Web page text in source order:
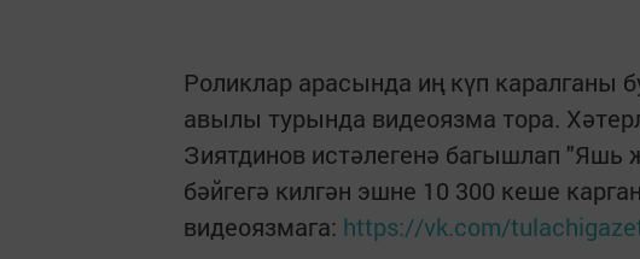
Роликлар арасында иң күп каралганы
авылы турында видеоязма тора.
Зиятдинов истәлегенә багышлап "Яшь
бәйгегә килгән эшне 10 300 кеше
видеоязмага: https://vk.com/